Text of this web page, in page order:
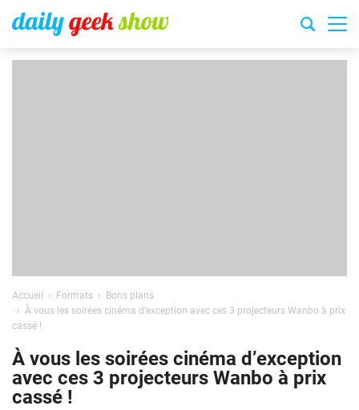
Accueil Formats
Bons plans
À vous les soirées cinéma d’exception avec ces 3 projecteurs Wanbo à prix
cassé !
À vous les soirées cinéma d’exception
avec ces 3 projecteurs Wanbo à prix
cassé !